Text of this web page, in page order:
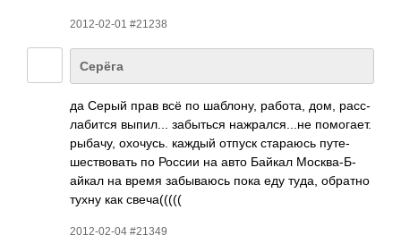
2012-02-01 #21238
Серёга
да Серый прав всё по шабл­ону, работа, дом, расс­
лаби­тся выпи­л... забы­ться нажр­ался­...не помо­гает.
рыбачу, охоч­усь. каждый отпуск стар­аюсь путе­
шест­вовать по России на авто Байкал Моск­ва-Б­
айкал на время забы­ваюсь пока еду туда, обратно
тухну как свеч­а(((((
2012-02-04 #21349